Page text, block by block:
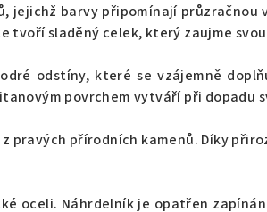
jejichž barvy připomínají
tvoří sladěný celek, který zaujme
odstíny, které se vzájemně
povrchem vytváří při dopadu
pravých přírodních kamenů. Díky
oceli. Náhrdelník je opatřen